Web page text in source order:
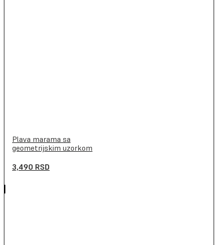
Plava marama sa
geometrijskim uzorkom
3,490 RSD